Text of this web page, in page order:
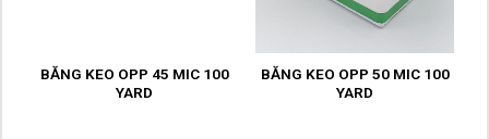
BĂNG KEO OPP 45 MIC 100
YARD
BĂNG KEO OPP 50 MIC 100
YARD